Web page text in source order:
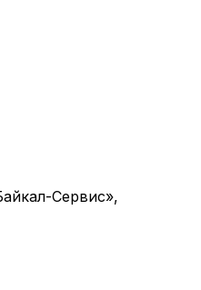
Сервис»,